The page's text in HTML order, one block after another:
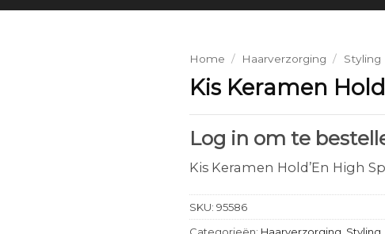
Home / Haarverzorging / Styling
Kis Keramen
Log in om te
Kis Keramen Hold’En High
SKU: 95586